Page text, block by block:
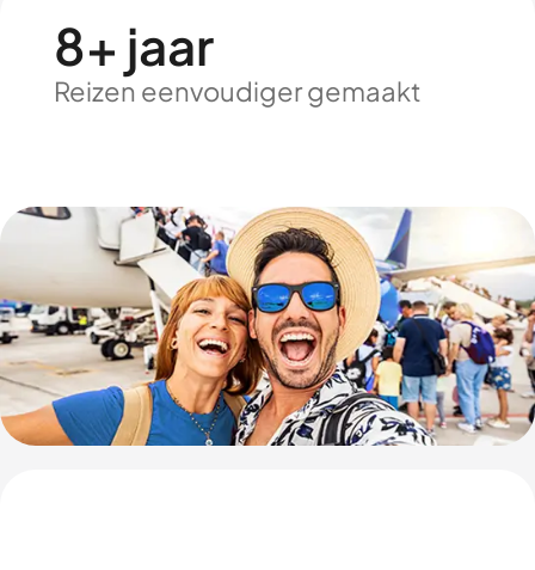
8+ jaar
Reizen eenvoudiger gemaakt